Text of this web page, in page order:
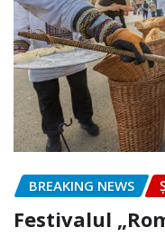
BREAKING NEWS
Festivalul